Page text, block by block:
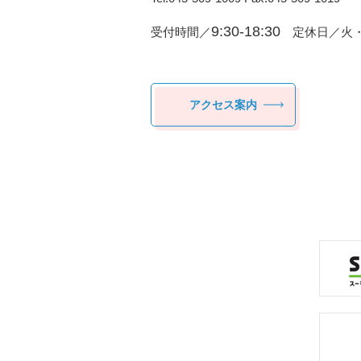
受付時間／9:30-18:30 定休日／火
アクセス案内